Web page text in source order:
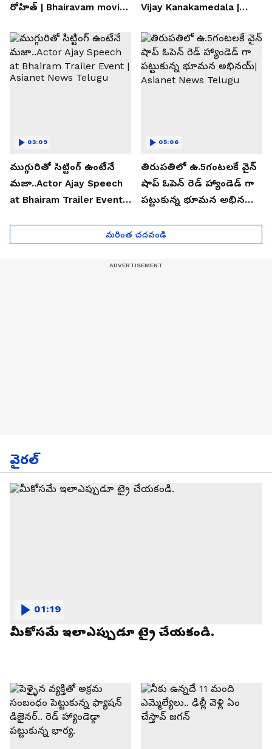
రోహిత్ | Bhairavam movie |
Vijay Kanakamedala |
ముగ్గురితో సిట్టింగ్ ఉంటేనే
మజా..Actor Ajay Speech
at Bhairam Trailer Event |
03:09
తిరుపతిలో ఉ.5గంటలకే వైన్
షాప్ ఓపెన్ రెడ్ హ్యాండెడ్ గా
పట్టుకున్న భూమన అభినయ్|
05:06
మరింత చదవండి
వైరల్
మీకోసమే ఇలాఎప్పుడూ ట్రై చేయకండి.
01:19